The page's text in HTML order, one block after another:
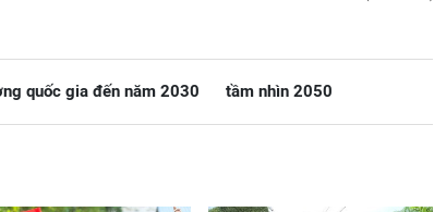
quốc gia đến năm 2030 tầm nhìn 2050